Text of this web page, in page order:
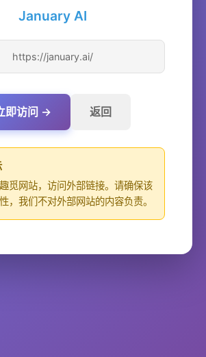
January AI
https://january.ai/
即访问 → 返回
觅网站，访问外部链接。请确保该
，我们不对外部网站的内容负责。